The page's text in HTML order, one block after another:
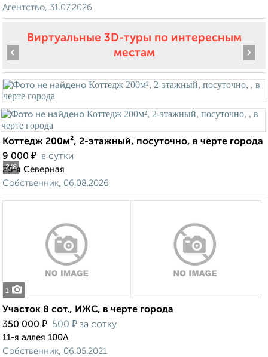
Агентство, 31.07.2026
Виртуальные 3D-туры по интересным
местам
2/8
‹ ›
Коттедж 200м², 2-этажный, посуточно, в черте города
9 000 ₽ в сутки
25-я Северная
Собственник, 06.08.2026
1
Участок 8 сот., ИЖС, в черте города
350 000 ₽ 500 ₽ за сотку
11-я аллея 100А
Собственник, 06.05.2021